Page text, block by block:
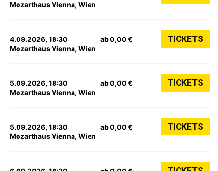
Mozarthaus Vienna, Wien
4.09.2026, 18:30
Mozarthaus Vienna, Wien
ab 0,00 € TICKETS
5.09.2026, 18:30
Mozarthaus Vienna, Wien
ab 0,00 € TICKETS
5.09.2026, 18:30
Mozarthaus Vienna, Wien
ab 0,00 € TICKETS